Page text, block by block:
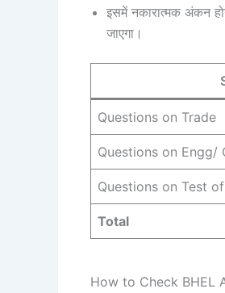
इसमें नकारात्मक अंकन
जाएगा।
Questions on Trade
Questions on Engg/
Questions on Test
Total
How to Check BHEL